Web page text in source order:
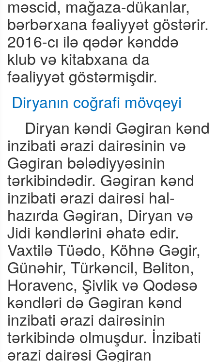
məscid, mağaza-dükanlar,
bərbərxana fəaliyyət göstərir.
2016-cı ilə qədər kənddə
klub və kitabxana da
fəaliyyət göstərmişdir.
Diryanın coğrafi mövqeyi
Diryan kəndi Gəgiran kənd
inzibati ərazi dairəsinin və
Gəgiran bələdiyyəsinin
tərkibindədir. Gəgiran kənd
inzibati ərazi dairəsi hal-
hazırda Gəgiran, Diryan və
Jidi kəndlərini əhatə edir.
Vaxtilə Tüədo, Köhnə Gəgir,
Günəhir, Türkəncil, Bəliton,
Horavenc, Şivlik və Qodəsə
kəndləri də Gəgiran kənd
inzibati ərazi dairəsinin
tərkibində olmuşdur. İnzibati
ərazi dairəsi Gəgiran